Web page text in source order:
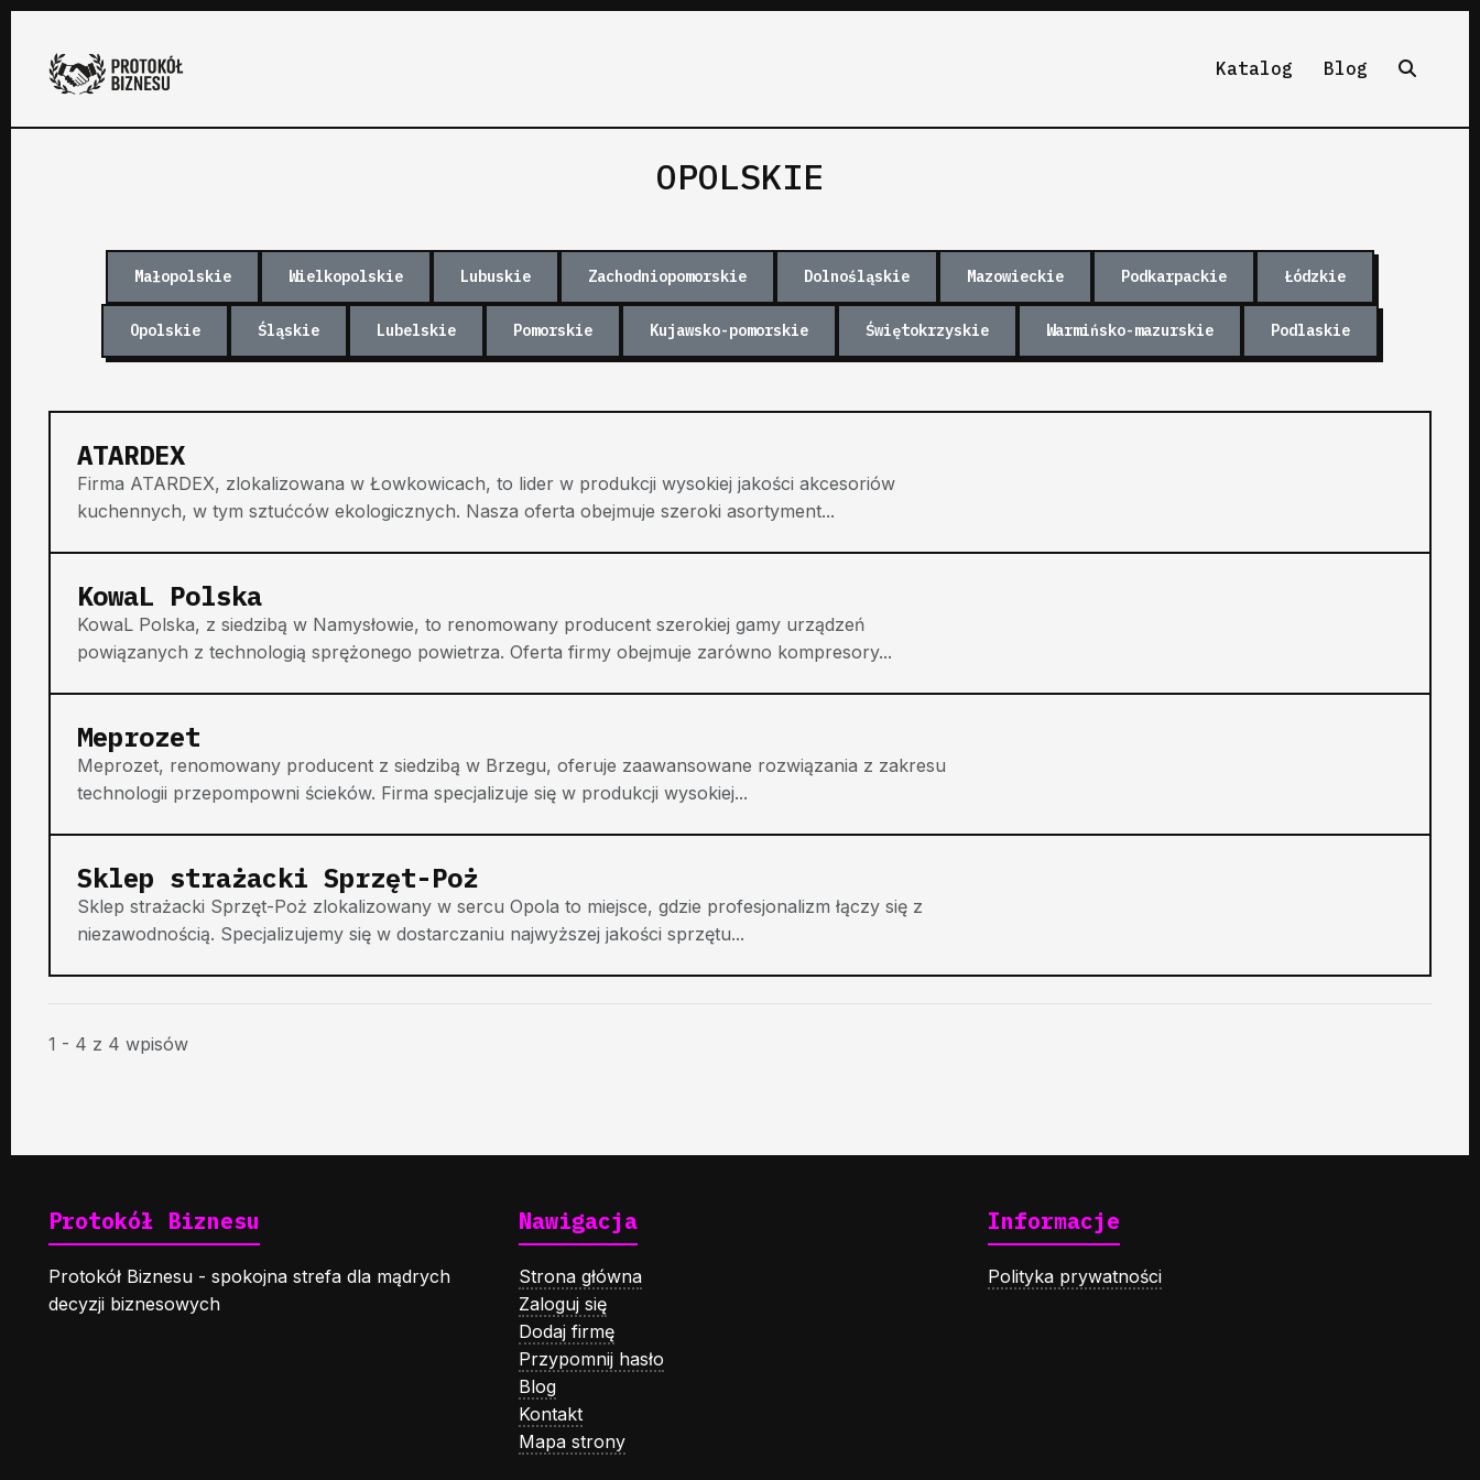
Katalog Blog
OPOLSKIE
Małopolskie Wielkopolskie Lubuskie Zachodniopomorskie Dolnośląskie Mazowieckie Podkarpackie Łódzkie
Opolskie Śląskie Lubelskie Pomorskie Kujawsko-pomorskie Świętokrzyskie Warmińsko-mazurskie Podlaskie
ATARDEX
Firma ATARDEX, zlokalizowana w Łowkowicach, to lider w produkcji wysokiej jakości akcesoriów
kuchennych, w tym sztućców ekologicznych. Nasza oferta obejmuje szeroki asortyment...
KowaL Polska
KowaL Polska, z siedzibą w Namysłowie, to renomowany producent szerokiej gamy urządzeń
powiązanych z technologią sprężonego powietrza. Oferta firmy obejmuje zarówno kompresory...
Meprozet
Meprozet, renomowany producent z siedzibą w Brzegu, oferuje zaawansowane rozwiązania z zakresu
technologii przepompowni ścieków. Firma specjalizuje się w produkcji wysokiej...
Sklep strażacki Sprzęt-Poż
Sklep strażacki Sprzęt-Poż zlokalizowany w sercu Opola to miejsce, gdzie profesjonalizm łączy się z
niezawodnością. Specjalizujemy się w dostarczaniu najwyższej jakości sprzętu...
1 - 4 z 4 wpisów
Protokół Biznesu
Protokół Biznesu - spokojna strefa dla mądrych
decyzji biznesowych
Nawigacja
Strona główna
Zaloguj się
Dodaj firmę
Przypomnij hasło
Blog
Kontakt
Mapa strony
Informacje
Polityka prywatności